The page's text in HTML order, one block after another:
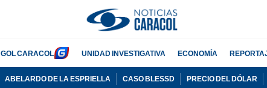
GOL CARACOL UNIDAD INVESTIGATIVA ECONOMÍA
ABELARDO DE LA ESPRIELLA CASO BLESSD PRECIO DEL DÓLAR